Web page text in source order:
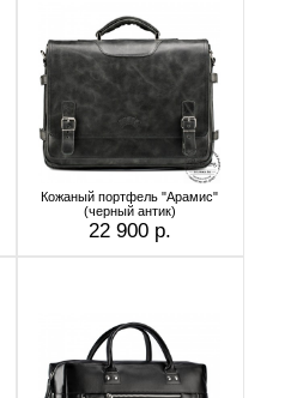
Кожаный портфель "Арамис"
(черный антик)
22 900 р.